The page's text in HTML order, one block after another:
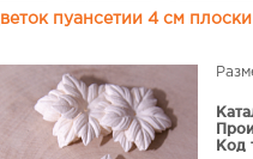
Цветок пуансетии 4 см
Код